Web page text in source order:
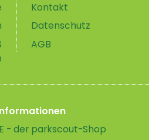
Kontakt
Datenschutz
AGB
- der parkscout-Shop